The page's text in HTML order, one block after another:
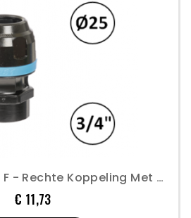
Dia. 25mm - 3/4" F - Rechte Koppeling Met Binnendraad - Prevost
€ 11,73Prijs